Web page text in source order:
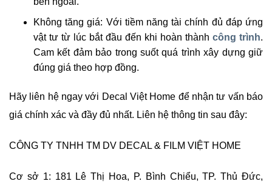
Không tăng giá: Với tiềm năng tài chính đủ đáp ứng
vật tư từ lúc bắt đầu đến khi hoàn thành công trình.
Cam kết đảm bảo trong suốt quá trình xây dựng giữ
đúng giá theo hợp đồng.
Hãy liên hệ ngay với Decal Việt Home để nhận tư vấn báo
giá chính xác và đầy đủ nhất. Liên hệ thông tin sau đây:
CÔNG TY TNHH TM DV DECAL & FILM VIỆT HOME
Cơ sở 1: 181 Lê Thị Hoa, P. Bình Chiểu, TP. Thủ Đức,